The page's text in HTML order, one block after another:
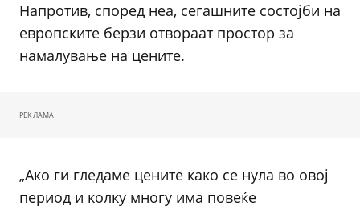
Напротив, според неа, сегашните состојби на
европските берзи отвораат простор за
намалување на цените.
РЕКЛАМА
„Ако ги гледаме цените како се нула во овој
период и колку многу има повеќе